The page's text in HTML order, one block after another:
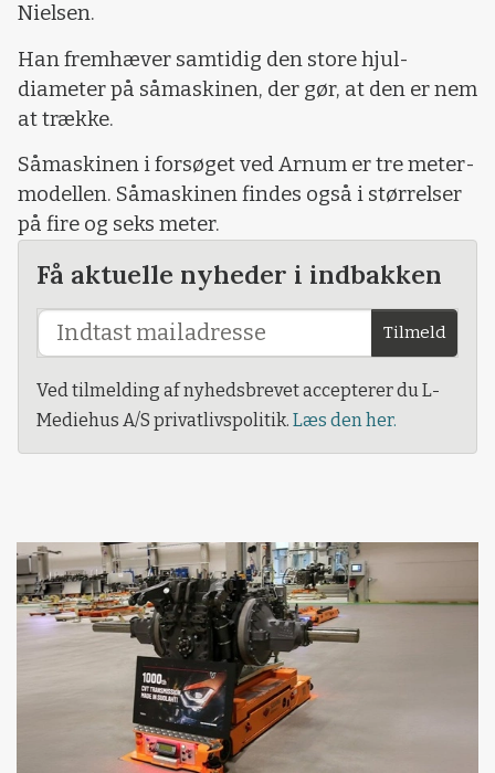
Nielsen.
Han fremhæver samtidig den store hjul-
diameter på såmaskinen, der gør, at den er nem
at trække.
Såmaskinen i forsøget ved Arnum er tre meter-
modellen. Såmaskinen findes også i størrelser
på fire og seks meter.
Få aktuelle nyheder i indbakken
Tilmeld
Ved tilmelding af nyhedsbrevet accepterer du L-
Mediehus A/S privatlivspolitik. Læs den her.